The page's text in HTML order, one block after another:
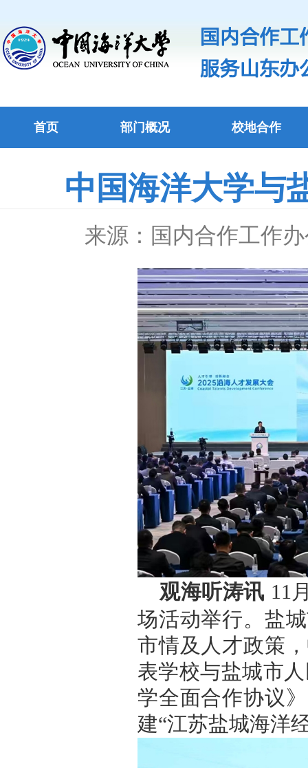
首页 部门概况 校地合作
中国海洋大学与
来源：国内合作工作
观海听涛讯 11
场活动举行。盐
市情及人才政策
表学校与盐城市
学全面合作协议
建“江苏盐城海洋